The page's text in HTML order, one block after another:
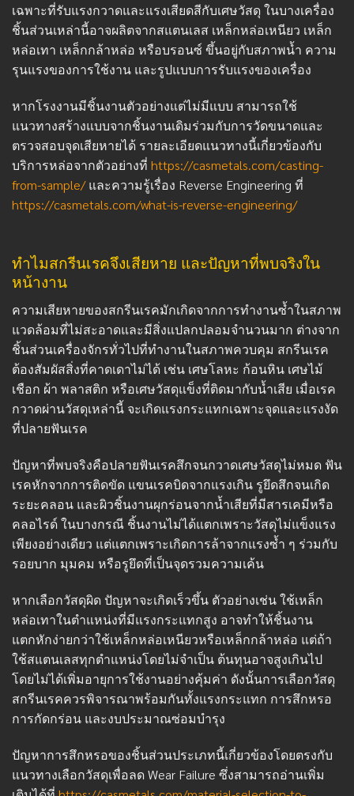
เฉพาะที่รับแรงกวาดและแรงเสียดสีกับเศษวัสดุ ในบางเครื่อง
ชิ้นส่วนเหล่านี้อาจผลิตจากสแตนเลส เหล็กหล่อเหนียว เหล็ก
หล่อเทา เหล็กกล้าหล่อ หรือบรอนซ์ ขึ้นอยู่กับสภาพน้ำ ความ
รุนแรงของการใช้งาน และรูปแบบการรับแรงของเครื่อง
หากโรงงานมีชิ้นงานตัวอย่างแต่ไม่มีแบบ สามารถใช้
แนวทางสร้างแบบจากชิ้นงานเดิมร่วมกับการวัดขนาดและ
ตรวจสอบจุดเสียหายได้ รายละเอียดแนวทางนี้เกี่ยวข้องกับ
บริการหล่อจากตัวอย่างที่ https://casmetals.com/casting-
from-sample/และความรู้เรื่อง Reverse Engineering ที่
https://casmetals.com/what-is-reverse-engineering/
ทำไมสกรีนเรคจึงเสียหาย และปัญหาที่พบจริงใน
หน้างาน
ความเสียหายของสกรีนเรคมักเกิดจากการทำงานซ้ำในสภาพ
แวดล้อมที่ไม่สะอาดและมีสิ่งแปลกปลอมจำนวนมาก ต่างจาก
ชิ้นส่วนเครื่องจักรทั่วไปที่ทำงานในสภาพควบคุม สกรีนเรค
ต้องสัมผัสสิ่งที่คาดเดาไม่ได้ เช่น เศษโลหะ ก้อนหิน เศษไม้
เชือก ผ้า พลาสติก หรือเศษวัสดุแข็งที่ติดมากับน้ำเสีย เมื่อเรค
กวาดผ่านวัสดุเหล่านี้ จะเกิดแรงกระแทกเฉพาะจุดและแรงงัด
ที่ปลายฟันเรค
ปัญหาที่พบจริงคือปลายฟันเรคสึกจนกวาดเศษวัสดุไม่หมด ฟัน
เรคหักจากการติดขัด แขนเรคบิดจากแรงเกิน รูยึดสึกจนเกิด
ระยะคลอน และผิวชิ้นงานผุกร่อนจากน้ำเสียที่มีสารเคมีหรือ
คลอไรด์ ในบางกรณี ชิ้นงานไม่ได้แตกเพราะวัสดุไม่แข็งแรง
เพียงอย่างเดียว แต่แตกเพราะเกิดการล้าจากแรงซ้ำ ๆ ร่วมกับ
รอยบาก มุมคม หรือรูยึดที่เป็นจุดรวมความเค้น
หากเลือกวัสดุผิด ปัญหาจะเกิดเร็วขึ้น ตัวอย่างเช่น ใช้เหล็ก
หล่อเทาในตำแหน่งที่มีแรงกระแทกสูง อาจทำให้ชิ้นงาน
แตกหักง่ายกว่าใช้เหล็กหล่อเหนียวหรือเหล็กกล้าหล่อ แต่ถ้า
ใช้สแตนเลสทุกตำแหน่งโดยไม่จำเป็น ต้นทุนอาจสูงเกินไป
โดยไม่ได้เพิ่มอายุการใช้งานอย่างคุ้มค่า ดังนั้นการเลือกวัสดุ
สกรีนเรคควรพิจารณาพร้อมกันทั้งแรงกระแทก การสึกหรอ
การกัดกร่อน และงบประมาณซ่อมบำรุง
ปัญหาการสึกหรอของชิ้นส่วนประเภทนี้เกี่ยวข้องโดยตรงกับ
แนวทางเลือกวัสดุเพื่อลด Wear Failure ซึ่งสามารถอ่านเพิ่ม